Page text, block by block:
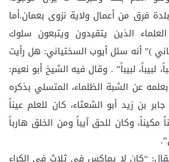
فرق من أعمال ولاية نزوى بعمان.أما
الذين يتقيدون ويتبعون سلوك
)” أنه سئل أيوب السختياني: هل رأيت
لبيباً، لبيباً” . وقال فيه الشيخ أبو نعيم:
عن الشبة الظلماء، المتسلي بذكره
بن زيد أبو الشعثاء، كان للعلم عيناً
مكيناً، وكان للحق آيباً ومن الخلق هارباً
“كان لا يماكس في ثلاث في الكراء